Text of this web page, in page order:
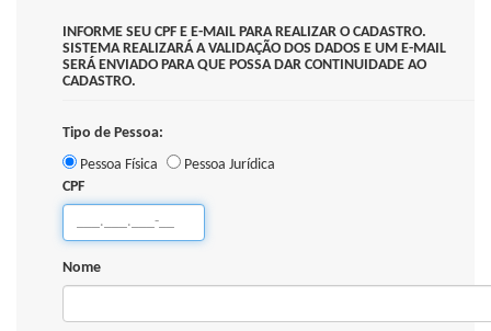
INFORME SEU CPF E E-MAIL PARA REALIZAR O CADASTRO.
SISTEMA REALIZARÁ A VALIDAÇÃO DOS DADOS E UM E-MAIL
SERÁ ENVIADO PARA QUE POSSA DAR CONTINUIDADE AO
CADASTRO.
Tipo de Pessoa:
Pessoa Física
Pessoa Jurídica
CPF
Nome